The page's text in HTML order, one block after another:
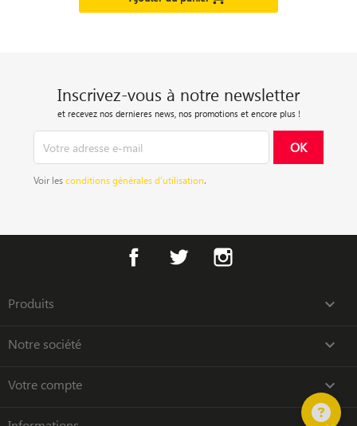
Inscrivez-vous à notre newsletter
et recevez nos dernieres news, nos promotions et encore plus !
Voir lesconditions générales d’utilisation.
Facebook Twitter
Produits 
Notre société 
Votre compte 